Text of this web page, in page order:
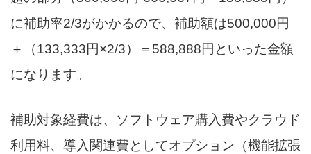
に補助率2/3がかかるので、補助額は500,000円
＋（133,333円×2/3）＝588,888円といった金額
になります。
補助対象経費は、ソフトウェア購入費やクラウド
利用料、導入関連費としてオプション（機能拡張